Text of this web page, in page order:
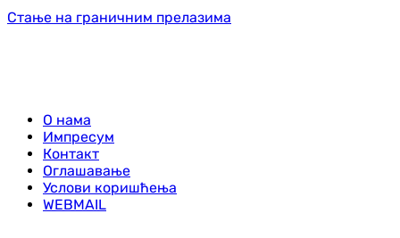
Стање на граничним прелазима
О нама
Импресум
Контакт
Оглашавање
Услови коришћења
WEBMAIL